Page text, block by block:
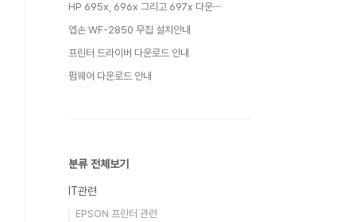
HP 695x, 696x 그리고 697x 다운⋯
엡손 WF-2850 무칩 설치안내
프린터 드라이버 다운로드 안내
펌웨어 다운로드 안내
분류 전체보기
IT관련
EPSON 프린터 관련